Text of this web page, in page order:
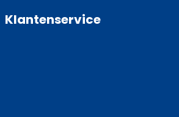
Klantenservice